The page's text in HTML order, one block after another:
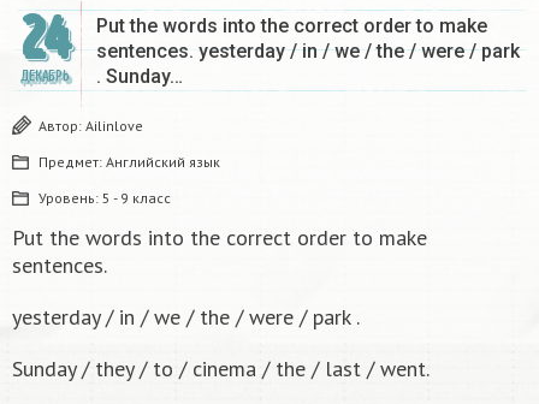
24
ДЕКАБРЬ
Put the words into the correct order to make
sentences. yesterday / in / we / the / were / park
. Sunday…
Автор: Ailinlove
Предмет: Английский язык
Уровень: 5 - 9 класс
Put the words into the correct order to make
sentences.
yesterday / in / we / the / were / park .
Sunday / they / to / cinema / the / last / went.